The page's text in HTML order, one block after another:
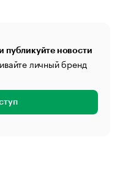
публикуйте новости
личный бренд